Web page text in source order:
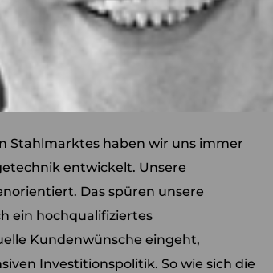
Stahlmarktes haben wir uns immer
entwickelt. Unsere
Das spüren unsere
ein hochqualifiziertes
Kundenwünsche eingeht,
Investitionspolitik. So wie sich die